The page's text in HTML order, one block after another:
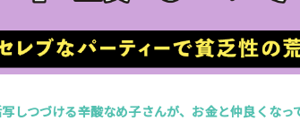
しつづける辛酸なめ子さんが、お金と仲良くなっ